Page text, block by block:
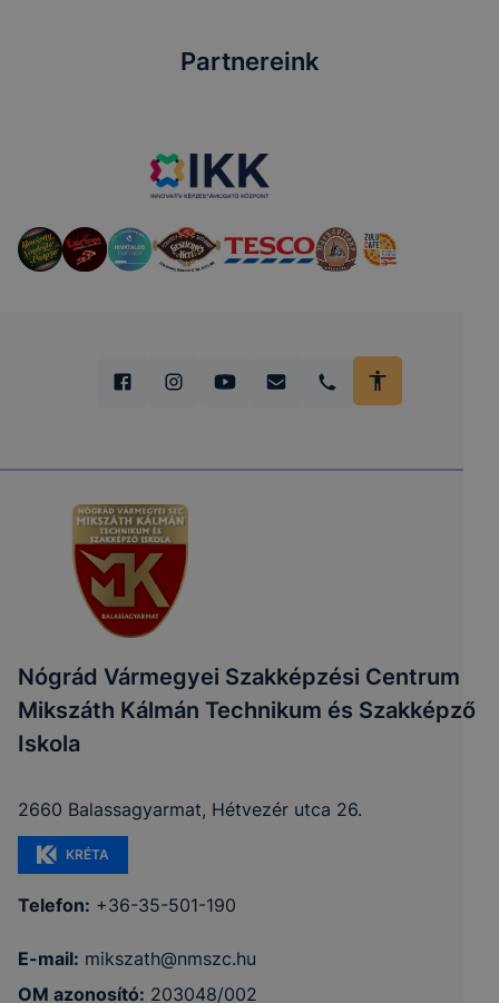
Partnereink
Nógrád Vármegyei Szakképzési Centrum
Mikszáth Kálmán Technikum és Szakképző
Iskola
2660 Balassagyarmat, Hétvezér utca 26.
KRÉTA
Telefon: +36-35-501-190
E-mail: mikszath@nmszc.hu
OM azonosító: 203048/002